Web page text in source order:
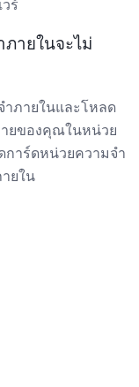
ร์
ายในจะไม่
ภายในและโหลด
ายของคุณในหน่วย
การ์ดหน่วยความจำ
ยใน